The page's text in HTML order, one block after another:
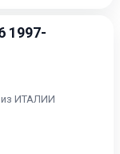
1997-
из ИТАЛИИ